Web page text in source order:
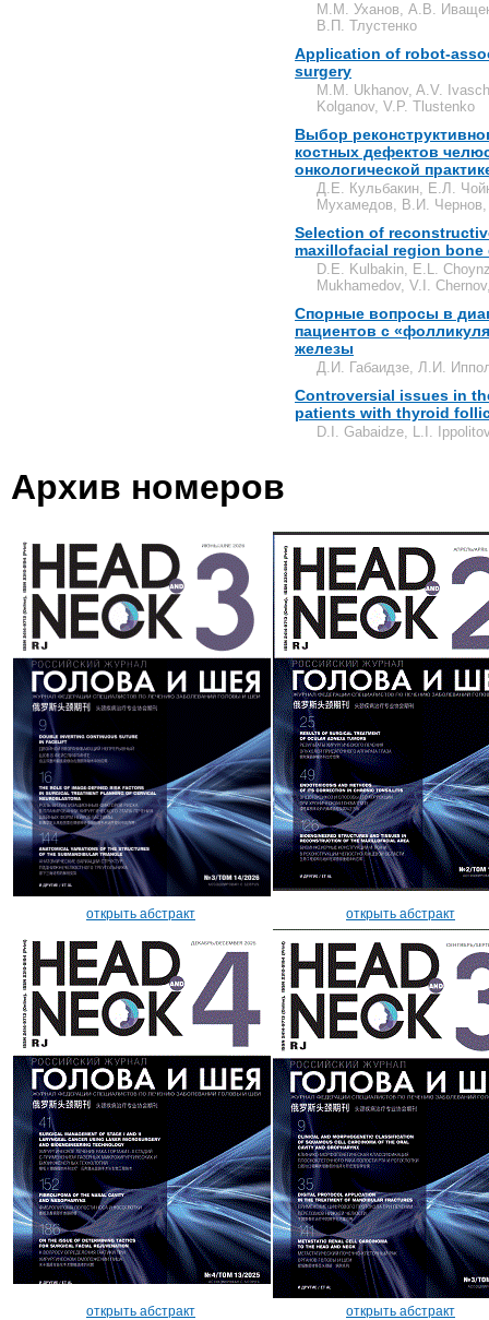
М.М. Уханов, А.В.
В.П. Тлустенко
Application of robot-
surgery
M.M. Ukhanov, A.V.
Kolganov, V.P. Tlustenko
Выбор
костных дефектов
онкологической
Д.Е. Кульбакин, Е.Л.
Мухамедов, В.И.
Selection of
maxillofacial region
D.E. Kulbakin, E.L.
Mukhamedov, V.I.
Спорные вопросы в
пациентов с
железы
Д.И. Габаидзе, Л.И.
Controversial issues in
patients with thyroid
D.I. Gabaidze, L.I.
Архив номеров
открыть абстракт открыть абстракт
открыть абстракт открыть абстракт